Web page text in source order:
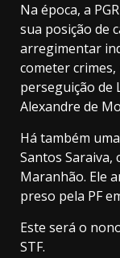
Na época, a
sua posição de
arregimentar
cometer crimes,
perseguição de
Alexandre de
Há também
Santos Saraiva,
Maranhão. Ele
preso pela PF
Este será o
STF.